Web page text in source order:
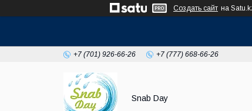
Создать сайт на
+7 (701) 926-66-26 +7 (777) 668-66-26
Snab Day